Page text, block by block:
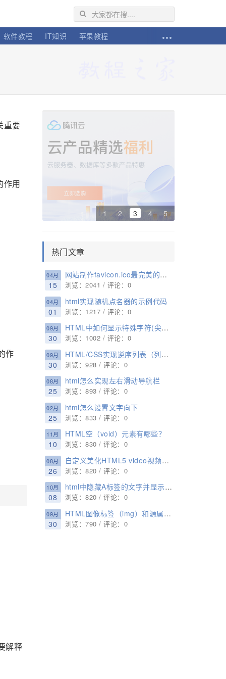
软件教程 IT知识 苹果教程
重要
作用
作
解释
1 2 3 4 5
热门文章
04月
15
网站制作favicon.ico最完美的方式
浏览：2041 / 评论：0
04月
01
html实现随机点名器的示例代码
浏览：1217 / 评论：0
09月
30
HTML中如何显示特殊字符(尖括号 “<”,">")？
浏览：1002 / 评论：0
09月
30
HTML/CSS实现逆序列表（列表编号倒序）
浏览：928 / 评论：0
08月
25
html怎么实现左右滑动导航栏
浏览：893 / 评论：0
02月
25
html怎么设置文字向下
浏览：833 / 评论：0
11月
10
HTML空（void）元素有哪些？
浏览：830 / 评论：0
08月
26
自定义美化HTML5 video视频播放器界面样式
浏览：820 / 评论：0
10月
08
html中隐藏A标签的文字并显示背景图片
浏览：820 / 评论：0
09月
30
HTML图像标签（img）和源属性（src）介绍
浏览：790 / 评论：0